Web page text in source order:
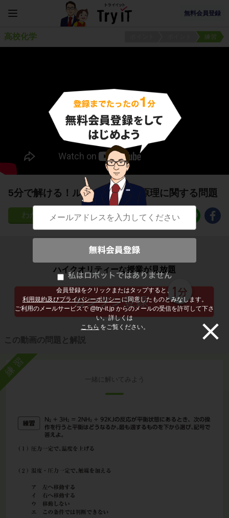
無料会員登録
会員登録をクリックまたはタップすると、
利用規約及びプライバシーポリシー に同意したものとみなします。
ご利用のメールサービスで @try-it.jp からのメールの受信を許可して下さ
い。詳しくは
こちら をご覧ください。
高校化学 練習
5分で解ける！ルシャトリエの原理に関する問題
31
子どもの勉強から大人の学び直しまで
ハイクオリティーな授業が見放題
この動画の問題と解説
練習
一緒に解いてみよう